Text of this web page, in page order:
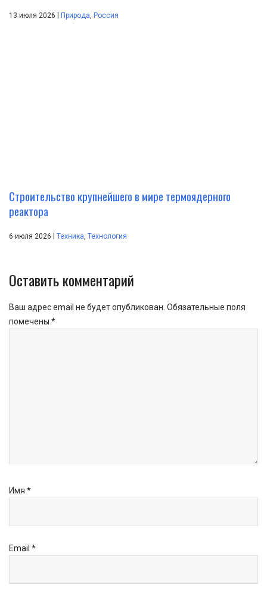
13 июля 2026 | Природа, Россия
Строительство крупнейшего в мире термоядерного
реактора
6 июля 2026 | Техника Технология
Оставить комментарий
Ваш адрес email не будет опубликован. Обязательные поля
помечены *
Имя *
Email *